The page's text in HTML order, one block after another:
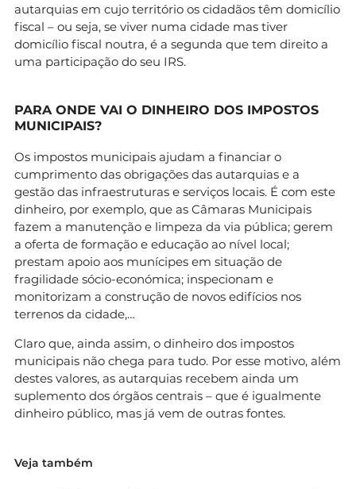
autarquias em cujo território os cidadãos têm domicílio
fiscal – ou seja, se viver numa cidade mas tiver
domicílio fiscal noutra, é a segunda que tem direito a
uma participação do seu IRS.
PARA ONDE VAI O DINHEIRO DOS IMPOSTOS
MUNICIPAIS?
Os impostos municipais ajudam a financiar o
cumprimento das obrigações das autarquias e a
gestão das infraestruturas e serviços locais. É com este
dinheiro, por exemplo, que as Câmaras Municipais
fazem a manutenção e limpeza da via pública; gerem
a oferta de formação e educação ao nível local;
prestam apoio aos munícipes em situação de
fragilidade sócio-económica; inspecionam e
monitorizam a construção de novos edifícios nos
terrenos da cidade,…
Claro que, ainda assim, o dinheiro dos impostos
municipais não chega para tudo. Por esse motivo, além
destes valores, as autarquias recebem ainda um
suplemento dos órgãos centrais – que é igualmente
dinheiro público, mas já vem de outras fontes.
Veja também